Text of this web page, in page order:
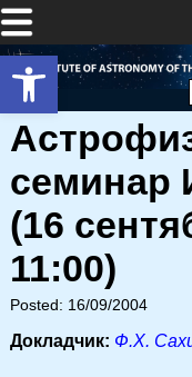
Open toolbar
(16
11:00)
Posted: 16/09/2004
Докладчик: Ф.Х.